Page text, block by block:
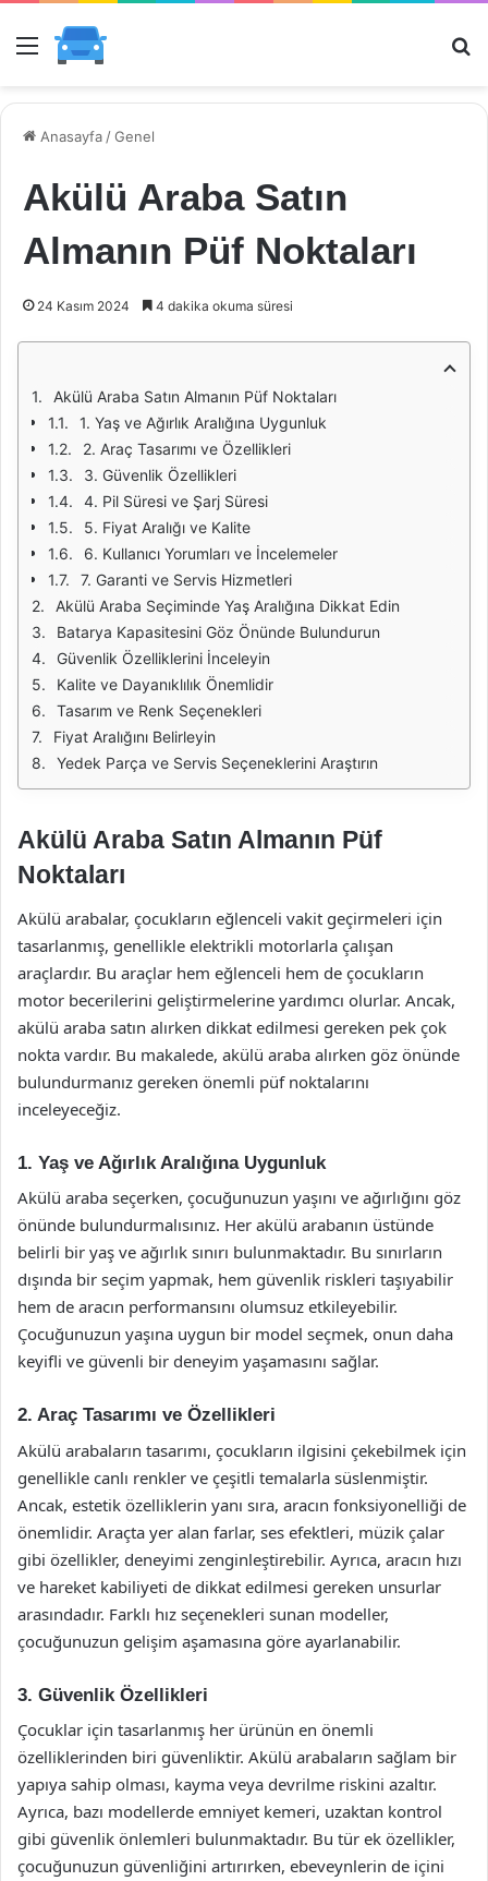
Menü
Anasayfa /Genel
Akülü Araba Satın
Almanın Püf Noktaları
24 Kasım 2024 4 dakika okuma süresi
Akülü Araba Satın Almanın Püf Noktaları
1. Yaş ve Ağırlık Aralığına Uygunluk
2. Araç Tasarımı ve Özellikleri
3. Güvenlik Özellikleri
4. Pil Süresi ve Şarj Süresi
5. Fiyat Aralığı ve Kalite
6. Kullanıcı Yorumları ve İncelemeler
7. Garanti ve Servis Hizmetleri
Akülü Araba Seçiminde Yaş Aralığına Dikkat Edin
Batarya Kapasitesini Göz Önünde Bulundurun
Güvenlik Özelliklerini İnceleyin
Kalite ve Dayanıklılık Önemlidir
Tasarım ve Renk Seçenekleri
Fiyat Aralığını Belirleyin
Yedek Parça ve Servis Seçeneklerini Araştırın
Akülü Araba Satın Almanın Püf
Noktaları
Akülü arabalar, çocukların eğlenceli vakit geçirmeleri için
tasarlanmış, genellikle elektrikli motorlarla çalışan
araçlardır. Bu araçlar hem eğlenceli hem de çocukların
motor becerilerini geliştirmelerine yardımcı olurlar. Ancak,
akülü araba satın alırken dikkat edilmesi gereken pek çok
nokta vardır. Bu makalede, akülü araba alırken göz önünde
bulundurmanız gereken önemli püf noktalarını
inceleyeceğiz.
1. Yaş ve Ağırlık Aralığına Uygunluk
Akülü araba seçerken, çocuğunuzun yaşını ve ağırlığını göz
önünde bulundurmalısınız. Her akülü arabanın üstünde
belirli bir yaş ve ağırlık sınırı bulunmaktadır. Bu sınırların
dışında bir seçim yapmak, hem güvenlik riskleri taşıyabilir
hem de aracın performansını olumsuz etkileyebilir.
Çocuğunuzun yaşına uygun bir model seçmek, onun daha
keyifli ve güvenli bir deneyim yaşamasını sağlar.
2. Araç Tasarımı ve Özellikleri
Akülü arabaların tasarımı, çocukların ilgisini çekebilmek için
genellikle canlı renkler ve çeşitli temalarla süslenmiştir.
Ancak, estetik özelliklerin yanı sıra, aracın fonksiyonelliği de
önemlidir. Araçta yer alan farlar, ses efektleri, müzik çalar
gibi özellikler, deneyimi zenginleştirebilir. Ayrıca, aracın hızı
ve hareket kabiliyeti de dikkat edilmesi gereken unsurlar
arasındadır. Farklı hız seçenekleri sunan modeller,
çocuğunuzun gelişim aşamasına göre ayarlanabilir.
3. Güvenlik Özellikleri
Çocuklar için tasarlanmış her ürünün en önemli
özelliklerinden biri güvenliktir. Akülü arabaların sağlam bir
yapıya sahip olması, kayma veya devrilme riskini azaltır.
Ayrıca, bazı modellerde emniyet kemeri, uzaktan kontrol
gibi güvenlik önlemleri bulunmaktadır. Bu tür ek özellikler,
çocuğunuzun güvenliğini artırırken, ebeveynlerin de içini